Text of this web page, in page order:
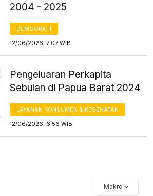
2004 - 2025
DEMOGRAFI
12/06/2026, 7:07 WIB
Pengeluaran Perkapita
Sebulan di Papua Barat 2024
LAYANAN KONSUMEN & KESEHATAN
12/06/2026, 6:56 WIB
Makro